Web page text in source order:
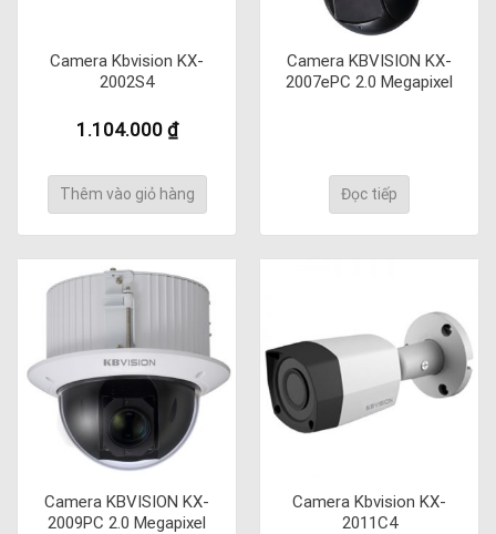
Camera Kbvision KX-
2002S4
1.104.000 ₫
Thêm vào giỏ hàng
Camera KBVISION KX-
2007ePC 2.0 Megapixel
Đọc tiếp
Camera KBVISION KX-
2009PC 2.0 Megapixel
Camera Kbvision KX-
2011C4